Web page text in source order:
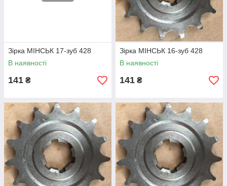
Зірка МІНСЬК 17-зуб 428
В наявності
141 ₴
Зірка МІНСЬК 16-зуб 428
В наявності
141 ₴